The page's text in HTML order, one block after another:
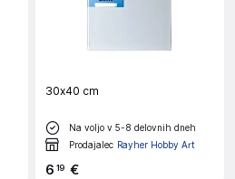
30x40 cm
Na voljo v 5-8 delovnih dneh
Prodajalec Rayher Hobby Art
6 19 €